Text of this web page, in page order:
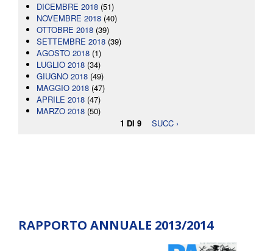
DICEMBRE 2018 (51)
NOVEMBRE 2018 (40)
OTTOBRE 2018 (39)
SETTEMBRE 2018 (39)
AGOSTO 2018 (1)
LUGLIO 2018 (34)
GIUGNO 2018 (49)
MAGGIO 2018 (47)
APRILE 2018 (47)
MARZO 2018 (50)
1 DI 9
SUCC ›
RAPPORTO ANNUALE 2013/2014